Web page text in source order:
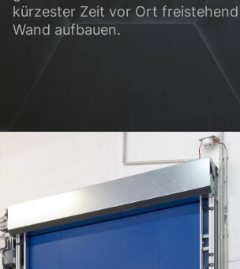
kürzester Zeit vor Ort
Wand aufbauen.